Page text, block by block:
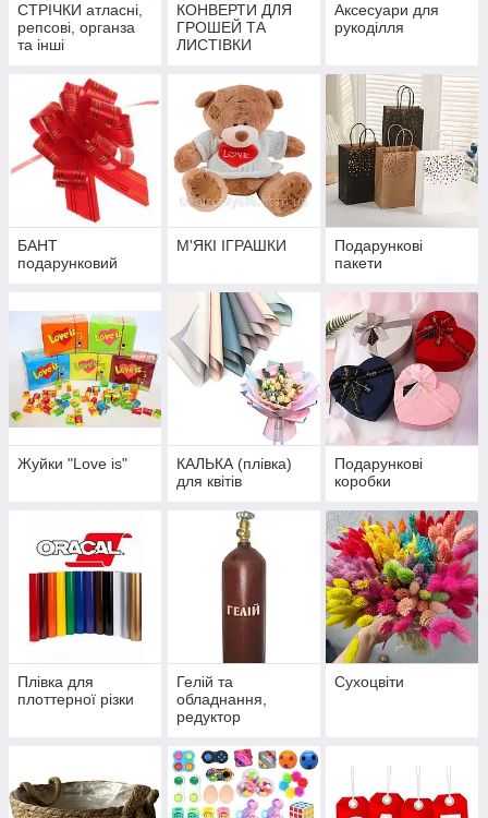
СТРІЧКИ атласні,
репсові, органза
та інші
КОНВЕРТИ ДЛЯ
ГРОШЕЙ ТА
ЛИСТІВКИ
Аксесуари для
рукоділля
БАНТ
подарунковий
М'ЯКІ ІГРАШКИ
Подарункові
пакети
Жуйки "Love is"
КАЛЬКА (плівка)
для квітів
Подарункові
коробки
Плівка для
плоттерної різки
Гелій та
обладнання,
редуктор
Сухоцвіти